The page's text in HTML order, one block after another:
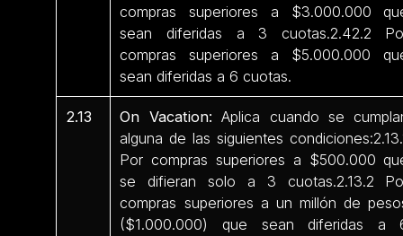
compras superiores a $3.000.000
sean diferidas a 3 cuotas.2.42.2
compras superiores a $5.000.000
sean diferidas a 6 cuotas.
2.13 On Vacation:Aplica cuando se
alguna de las siguientes
Por compras superiores a $500.000
se difieran solo a 3 cuotas.2.13.2
compras superiores a un millón de
($1.000.000) que sean diferidas a